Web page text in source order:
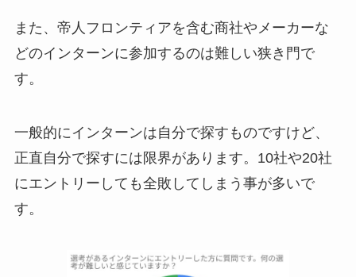
また、帝人フロンティアを含む商社やメーカーな
どのインターンに参加するのは難しい狭き門で
す。
一般的にインターンは自分で探すものですけど、
正直自分で探すには限界があります。10社や20社
にエントリーしても全敗してしまう事が多いで
す。